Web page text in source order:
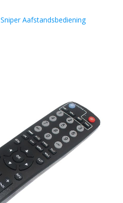
Aafstandsbediening